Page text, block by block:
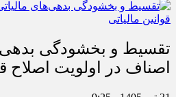
تقسیط و بخشودگی
اصناف در اولویت اصلاح